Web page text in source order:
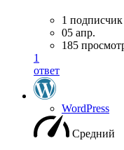
1 подписчик
05 апр.
185
1
ответ
WordPress
Средний